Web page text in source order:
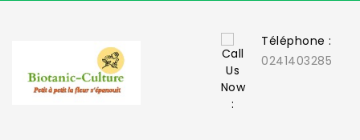
Téléphone :
0241403285